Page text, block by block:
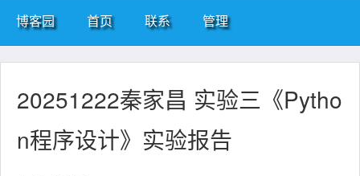
博客园 首页 联系 管理
20251222秦家昌 实验三《Pytho
n程序设计》实验报告